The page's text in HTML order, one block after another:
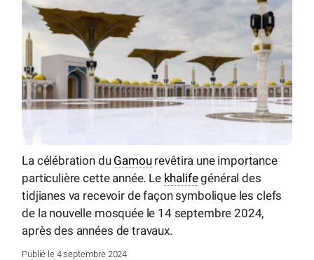
La célébration du Gamourevêtira une importance
particulière cette année. Le khalifegénéral des
tidjianes va recevoir de façon symbolique les clefs
de la nouvelle mosquée le 14 septembre 2024,
après des années de travaux.
Publié le 4 septembre 2024